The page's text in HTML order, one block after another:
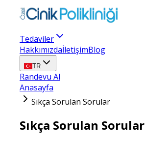
Tedaviler
HakkımızdaİletişimBlog
TR
Randevu Al
Anasayfa
Sıkça Sorulan Sorular
Sıkça Sorulan Sorular